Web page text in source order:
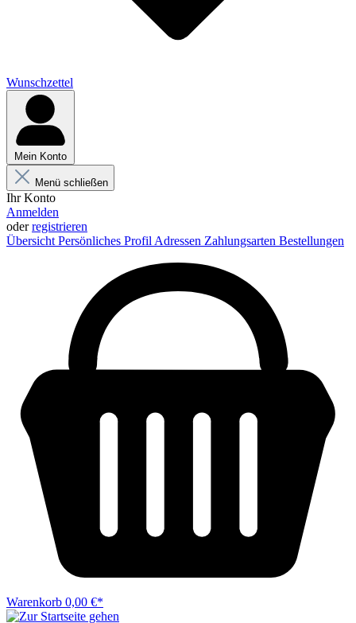
Wunschzettel
Mein Konto
Menü schließen
Ihr Konto
Anmelden
oderregistrieren
Übersicht Persönliches Profil Adressen Zahlungsarten Bestellungen
Warenkorb 0,00 €*